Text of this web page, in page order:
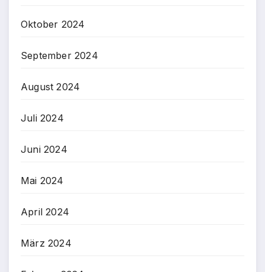
Oktober 2024
September 2024
August 2024
Juli 2024
Juni 2024
Mai 2024
April 2024
März 2024